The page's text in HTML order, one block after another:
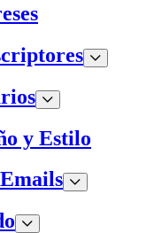
y Estilo